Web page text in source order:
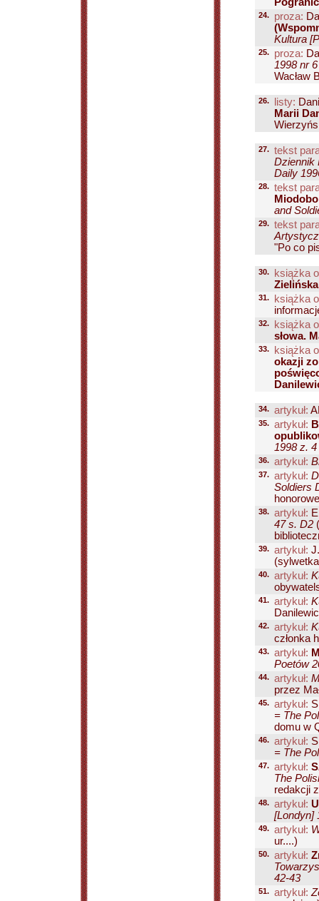
24. proza:
Kultura
25. proza:
1998 nr
Wacław
26. listy:
Marii
27. tekst
Dziennik
Daily
28. tekst
and
29. tekst
"Po co
30.
książka
31.
książka
32.
książka
słowa.
33.
książka
okazji
34. artykuł:
35. artykuł:
1998 z.
36. artykuł:
37. artykuł:
Soldiers
38. artykuł:
47 s. D2
39. artykuł:
40. artykuł:
41. artykuł:
42. artykuł:
członka
43. artykuł:
Poetów
44. artykuł:
przez
45. artykuł:
= The
domu w
46. artykuł:
= The
47. artykuł:
The
redakcji
48. artykuł:
[Londyn]
49. artykuł:
ur....)
50. artykuł:
42-43
51. artykuł: